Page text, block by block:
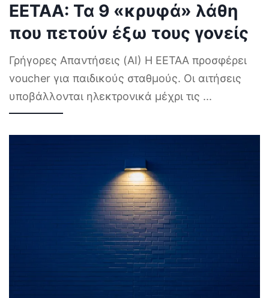
ΕΕΤΑΑ: Τα 9 «κρυφά» λάθη
που πετούν έξω τους γονείς
Γρήγορες Απαντήσεις (AI) Η ΕΕΤΑΑ προσφέρει
voucher για παιδικούς σταθμούς. Οι αιτήσεις
υποβάλλονται ηλεκτρονικά μέχρι τις ...